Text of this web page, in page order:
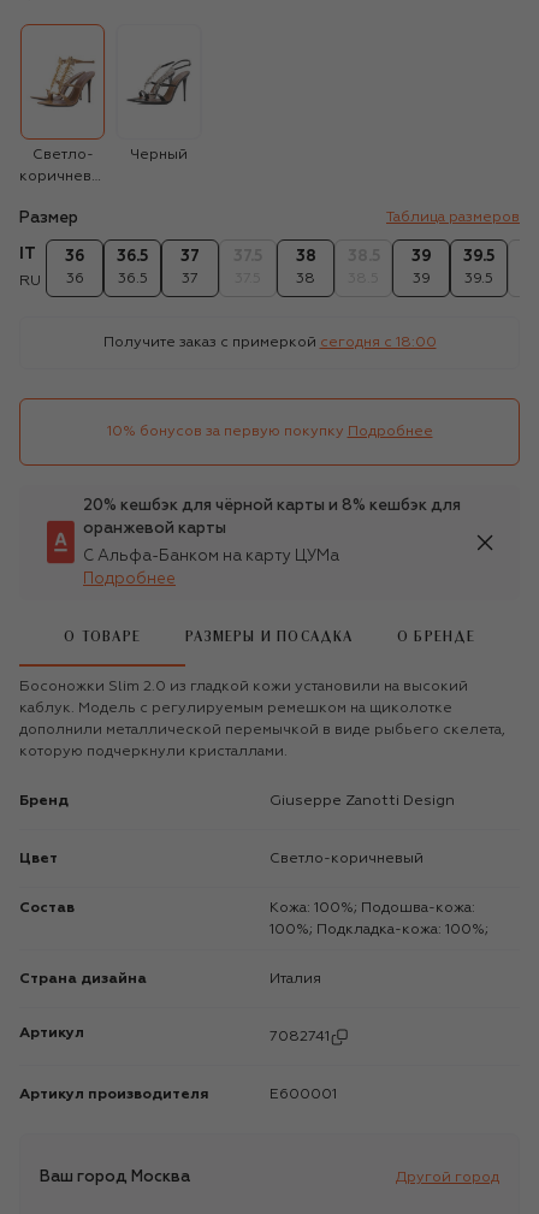
Светло-
коричневый
Черный
Размер Таблица размеров
RU
36
36
36.5
36.5
37
37
38
38
39
39
39.5
39.5
Получите заказ с примеркой сегодня c 18:00
10% бонусов за первую покупку Подробнее
20% кешбэк для чёрной карты и 8% кешбэк для
оранжевой карты
С Альфа-Банком на карту ЦУМа
Подробнее
О ТОВАРЕ РАЗМЕРЫ И ПОСАДКА О БРЕНДЕ
Босоножки Slim 2.0 из гладкой кожи установили на высокий
каблук. Модель с регулируемым ремешком на щиколотке
дополнили металлической перемычкой в виде рыбьего скелета,
которую подчеркнули кристаллами.
Бренд Giuseppe Zanotti Design
Цвет Светло-коричневый
Состав
Кожа: 100%; Подошва-кожа:
100%; Подкладка-кожа: 100%;
Страна дизайна Италия
Артикул 7082741
Артикул производителя E600001
Ваш город Москва Другой город